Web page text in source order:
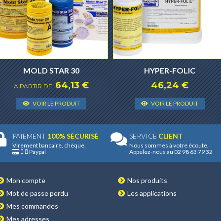
MOLD STAR 30
A PARTIR DE 64,13€
VOIR LE PRODUIT
Ce
produit
a
plusieurs
variantes.
HYPER-FOLIC
46,24€
VOIR LE PRODUIT
Ce
a
PAIEMENT 100% SÉCURISÉ
Virement bancaire, chèque,
Paypal
SERVICE CLIENT
Nous sommes à votre écoute.
Appelez-nous au 02 98 63 79 32
Mon compte
Mot de passe perdu
Mes commandes
Mes adresses
Nos produits
Les applications